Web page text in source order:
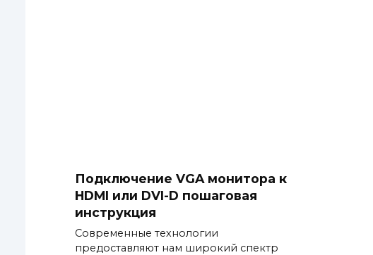
Подключение VGA монитора к
HDMI или DVI-D пошаговая
инструкция
Современные технологии
предоставляют нам широкий спектр